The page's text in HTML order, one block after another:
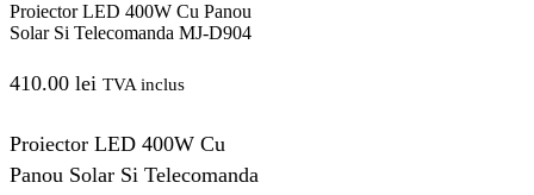
Proiector LED 400W Cu Panou
Solar Si Telecomanda MJ-D904
410.00 lei TVA inclus
Proiector LED 400W Cu
Panou Solar Si Telecomanda